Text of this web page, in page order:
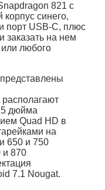
821 с
синего,
порт USB-C, плюс
на нем
любого
дюйма
Quad HD в
на
650 и 750
870
7.1 Nougat.